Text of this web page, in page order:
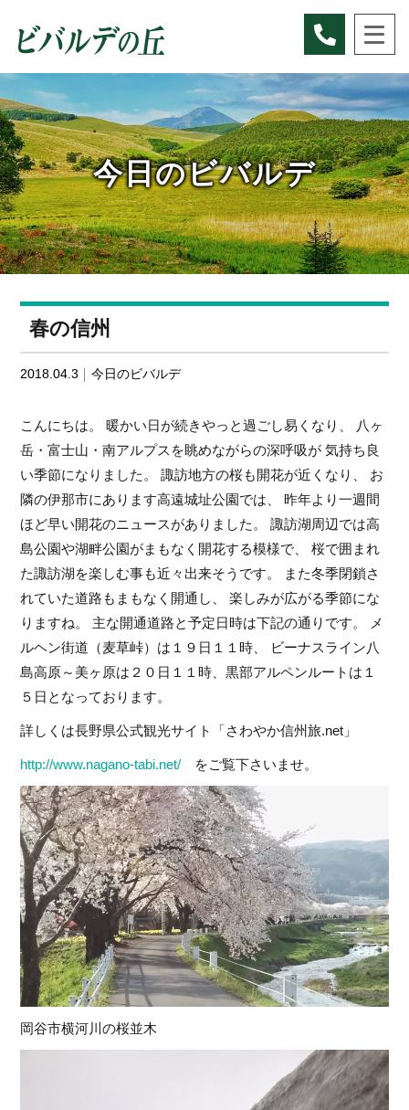
今日のビバルデ
春の信州
2018.04.3 今日のビバルデ
こんにちは。 暖かい日が続きやっと過ごし易くなり、 八ヶ
岳・富士山・南アルプスを眺めながらの深呼吸が 気持ち良
い季節になりました。 諏訪地方の桜も開花が近くなり、 お
隣の伊那市にあります高遠城址公園では、 昨年より一週間
ほど早い開花のニュースがありました。 諏訪湖周辺では高
島公園や湖畔公園がまもなく開花する模様で、 桜で囲まれ
た諏訪湖を楽しむ事も近々出来そうです。 また冬季閉鎖さ
れていた道路もまもなく開通し、 楽しみが広がる季節にな
りますね。 主な開通道路と予定日時は下記の通りです。 メ
ルヘン街道（麦草峠）は１９日１１時、 ビーナスライン八
島高原～美ヶ原は２０日１１時、黒部アルペンルートは１
５日となっております。
詳しくは長野県公式観光サイト「さわやか信州旅.net」
http://www.nagano-tabi.net/ をご覧下さいませ。
岡谷市横河川の桜並木